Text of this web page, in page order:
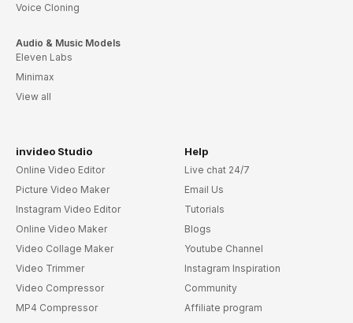
Voice Cloning
Audio & Music Models
Eleven Labs
Minimax
View all
invideo Studio
Online Video Editor
Picture Video Maker
Instagram Video Editor
Online Video Maker
Video Collage Maker
Video Trimmer
Video Compressor
MP4 Compressor
Help
Live chat 24/7
Email Us
Tutorials
Blogs
Youtube Channel
Instagram Inspiration
Community
Affiliate program